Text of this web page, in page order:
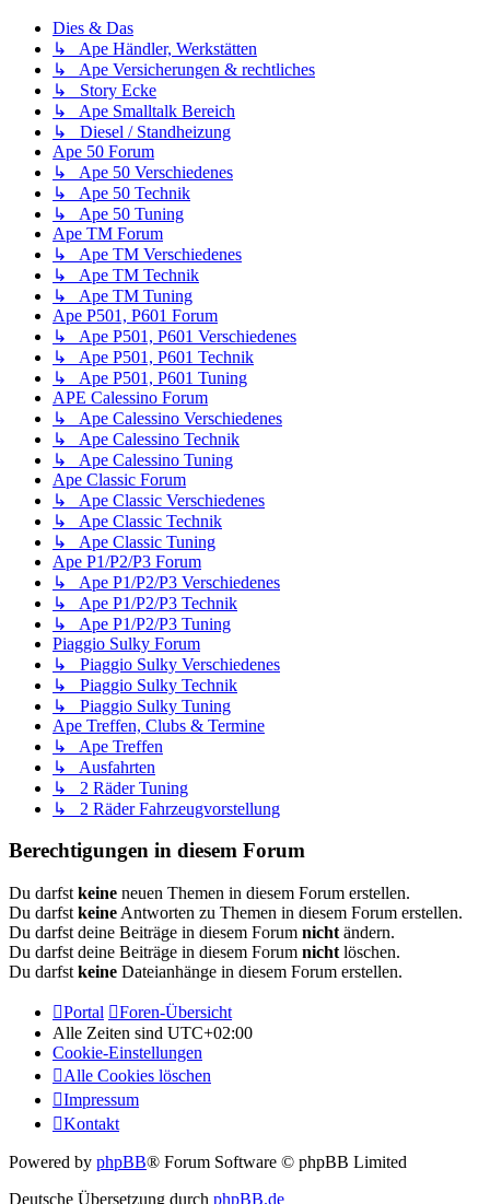
Dies & Das
↳ Ape Händler, Werkstätten
↳ Ape Versicherungen & rechtliches
↳ Story Ecke
↳ Ape Smalltalk Bereich
↳ Diesel / Standheizung
Ape 50 Forum
↳ Ape 50 Verschiedenes
↳ Ape 50 Technik
↳ Ape 50 Tuning
Ape TM Forum
↳ Ape TM Verschiedenes
↳ Ape TM Technik
↳ Ape TM Tuning
Ape P501, P601 Forum
↳ Ape P501, P601 Verschiedenes
↳ Ape P501, P601 Technik
↳ Ape P501, P601 Tuning
APE Calessino Forum
↳ Ape Calessino Verschiedenes
↳ Ape Calessino Technik
↳ Ape Calessino Tuning
Ape Classic Forum
↳ Ape Classic Verschiedenes
↳ Ape Classic Technik
↳ Ape Classic Tuning
Ape P1/P2/P3 Forum
↳ Ape P1/P2/P3 Verschiedenes
↳ Ape P1/P2/P3 Technik
↳ Ape P1/P2/P3 Tuning
Piaggio Sulky Forum
↳ Piaggio Sulky Verschiedenes
↳ Piaggio Sulky Technik
↳ Piaggio Sulky Tuning
Ape Treffen, Clubs & Termine
↳ Ape Treffen
↳ Ausfahrten
↳ 2 Räder Tuning
↳ 2 Räder Fahrzeugvorstellung
Berechtigungen in diesem Forum
Du darfst keine neuen Themen in diesem Forum erstellen.
Du darfst keine Antworten zu Themen in diesem Forum erstellen.
Du darfst deine Beiträge in diesem Forum nicht ändern.
Du darfst deine Beiträge in diesem Forum nicht löschen.
Du darfst keine Dateianhänge in diesem Forum erstellen.
Portal
Foren-Übersicht
Alle Zeiten sind UTC+02:00
Cookie-Einstellungen
Alle Cookies löschen
Impressum
Kontakt
Powered by phpBB® Forum Software © phpBB Limited
Deutsche Übersetzung durch phpBB.de